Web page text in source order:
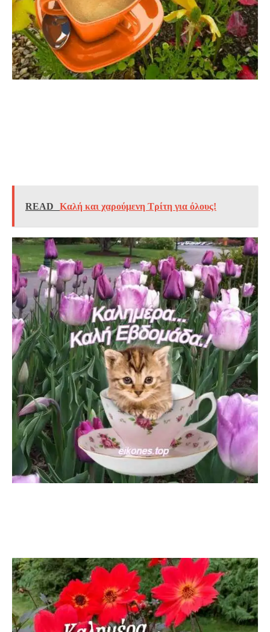
READ Καλή και χαρούμενη Τρίτη για όλους!